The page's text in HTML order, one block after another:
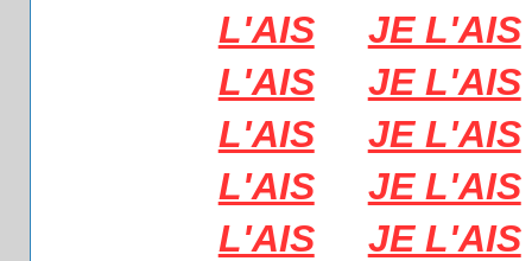
L'AIS
JE L'AIS
L'AIS
JE L'AIS
L'AIS
JE L'AIS
L'AIS
JE L'AIS
L'AIS
JE L'AIS